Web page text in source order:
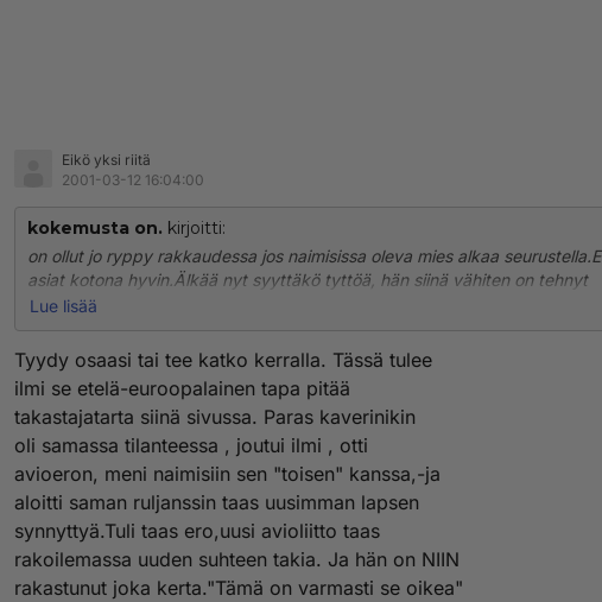
Eikö yksi riitä
2001-03-12 16:04:00
kokemusta on. kirjoitti:
on ollut jo ryppy rakkaudessa jos naimisissa oleva mies alkaa
asiat kotona hyvin.Älkää nyt syyttäkö tyttöä, hän siinä vähiten on tehnyt
pahaa.Bambi, nosta vaan pää pystyyn ja laita mies tekemään
Lue lisää
Tyydy osaasi tai tee katko kerralla. Tässä tulee
ilmi se etelä-euroopalainen tapa pitää
takastajatarta siinä sivussa. Paras kaverinikin
oli samassa tilanteessa , joutui ilmi , otti
avioeron, meni naimisiin sen "toisen" kanssa,-ja
aloitti saman ruljanssin taas uusimman lapsen
synnyttyä.Tuli taas ero,uusi avioliitto taas
rakoilemassa uuden suhteen takia. Ja hän on NIIN
rakastunut joka kerta."Tämä on varmasti se oikea"